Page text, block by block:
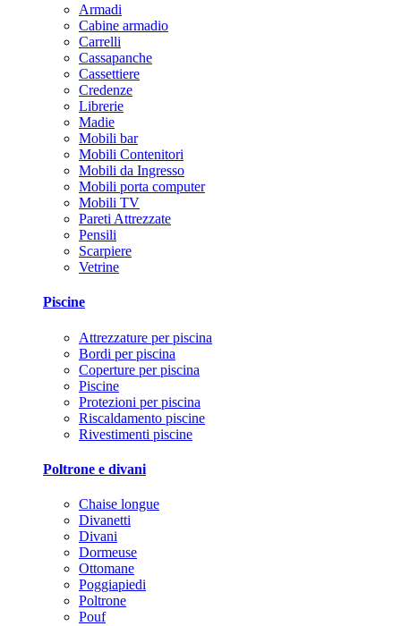
Armadi
Cabine armadio
Carrelli
Cassapanche
Cassettiere
Credenze
Librerie
Madie
Mobili bar
Mobili Contenitori
Mobili da Ingresso
Mobili porta computer
Mobili TV
Pareti Attrezzate
Pensili
Scarpiere
Vetrine
Piscine
Attrezzature per piscina
Bordi per piscina
Coperture per piscina
Piscine
Protezioni per piscina
Riscaldamento piscine
Rivestimenti piscine
Poltrone e divani
Chaise longue
Divanetti
Divani
Dormeuse
Ottomane
Poggiapiedi
Poltrone
Pouf